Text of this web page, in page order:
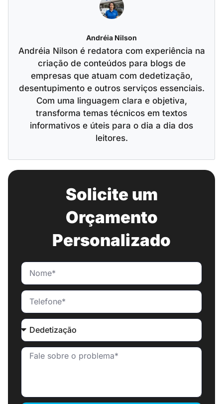
Andréia Nilson
Andréia Nilson é redatora com experiência na
criação de conteúdos para blogs de
empresas que atuam com dedetização,
desentupimento e outros serviços essenciais.
Com uma linguagem clara e objetiva,
transforma temas técnicos em textos
informativos e úteis para o dia a dia dos
leitores.
Solicite um
Orçamento
Personalizado